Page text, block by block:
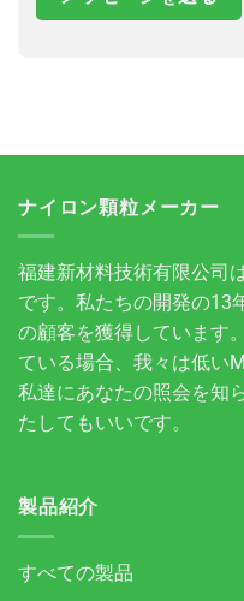
ナイロン顆粒メーカー
福建新材料技術有限公司
です。私たちの開発の13
の顧客を獲得しています
ている場合、我々は低い
私達にあなたの照会を知
たしてもいいです。
製品紹介
すべての製品